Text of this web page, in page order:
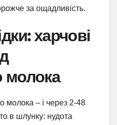
за ощадливість.
харчові
молока
молока – і через 2-48
в шлунку: нудота